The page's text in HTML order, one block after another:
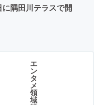
隅田川テラスで開
エ
ン
タ
メ
領
域